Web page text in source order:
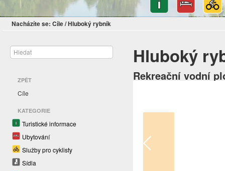
Nacházíte se: Cíle/Hluboký rybník
ZPĚT
Cíle
KATEGORIE
Turistické informace
Ubytování
Služby pro cyklisty
Sídla
Hluboký
Rekreační vodní